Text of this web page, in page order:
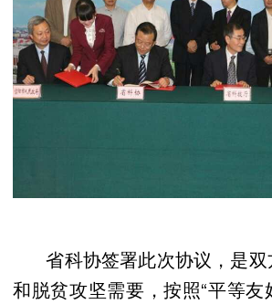
省科协签署此次协议，是双
和脱贫攻坚需要，按照“平等友